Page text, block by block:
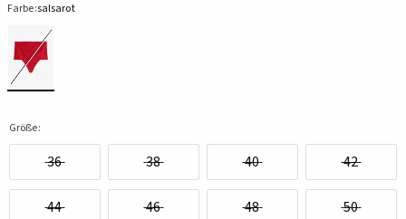
Farbe:salsarot
Größe:
36 38 40 42
44 46 48 50